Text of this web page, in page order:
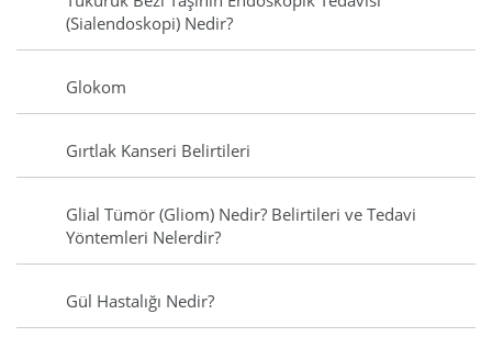
(Sialendoskopi) Nedir?
Glokom
Gırtlak Kanseri Belirtileri
Glial Tümör (Gliom) Nedir? Belirtileri ve Tedavi
Yöntemleri Nelerdir?
Gül Hastalığı Nedir?